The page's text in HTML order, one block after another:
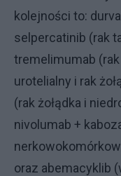
kolejności to:
selpercatinib (rak
tremelimumab
urotelialny i rak
(rak żołądka i
nivolumab +
oraz abemacyklib